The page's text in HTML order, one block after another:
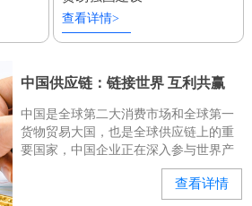
查看详情>
中国供应链：链接世界 互利共赢
中国是全球第二大消费市场和全球第一
货物贸易大国，也是全球供应链上的重
要国家，中国企业正在深入参与世界产
业链、供应链。“有几位俄罗斯和中亚的
查看详情